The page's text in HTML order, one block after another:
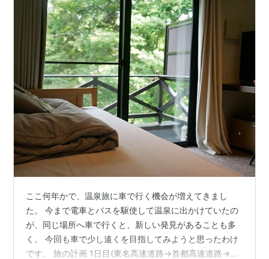
ここ何年かで、温泉旅に車で行く機会が増えてきまし
た。 今まで電車とバスを駆使して温泉に出かけていたの
が、同じ場所へ車で行くと、新しい発見があることも多
く。 今回も車で少し遠くを目指してみようと思ったわけ
です。 旅の計画 1日目(東名高速道路→首都高速道路→東